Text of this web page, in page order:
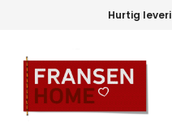
Hurtig